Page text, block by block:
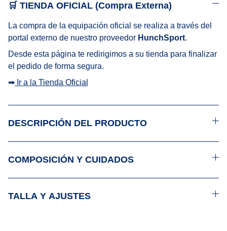
🛒 TIENDA OFICIAL (Compra Externa)
La compra de la equipación oficial se realiza a través del
portal externo de nuestro proveedor HunchSport.
Desde esta página te redirigimos a su tienda para finalizar
el pedido de forma segura.
➡ Ir a la Tienda Oficial
DESCRIPCIÓN DEL PRODUCTO
COMPOSICIÓN Y CUIDADOS
TALLA Y AJUSTES